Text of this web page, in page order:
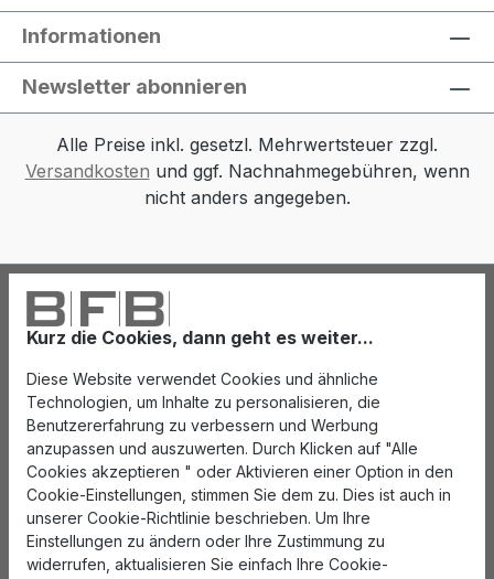
Kurz die Cookies, dann geht es weiter...
Diese Website verwendet Cookies und ähnliche
Technologien, um Inhalte zu personalisieren, die
Benutzererfahrung zu verbessern und Werbung
anzupassen und auszuwerten. Durch Klicken auf "Alle
Cookies akzeptieren " oder Aktivieren einer Option in den
Cookie-Einstellungen, stimmen Sie dem zu. Dies ist auch in
unserer Cookie-Richtlinie beschrieben. Um Ihre
Einstellungen zu ändern oder Ihre Zustimmung zu
widerrufen, aktualisieren Sie einfach Ihre Cookie-
Informationen
Newsletter abonnieren
Alle Preise inkl. gesetzl. Mehrwertsteuer zzgl.
Versandkosten und ggf. Nachnahmegebühren, wenn
nicht anders angegeben.